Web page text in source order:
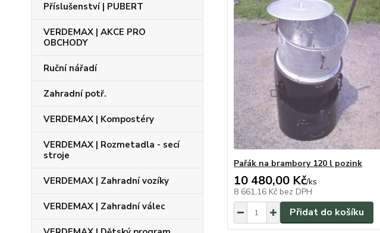
Příslušenství | PUBERT
VERDEMAX | AKCE PRO
OBCHODY
Ruční nářadí
Zahradní potř.
VERDEMAX | Kompostéry
VERDEMAX | Rozmetadla - secí
stroje
VERDEMAX | Zahradní vozíky
VERDEMAX | Zahradní válec
Pařák na brambory 120 l pozink
10 480,00 Kč/ks
8 661,16 Kč bez DPH
Přidat do košíku